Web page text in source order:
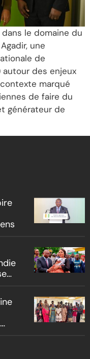
le domaine du
une
de
des enjeux
marqué
de faire du
générateur de